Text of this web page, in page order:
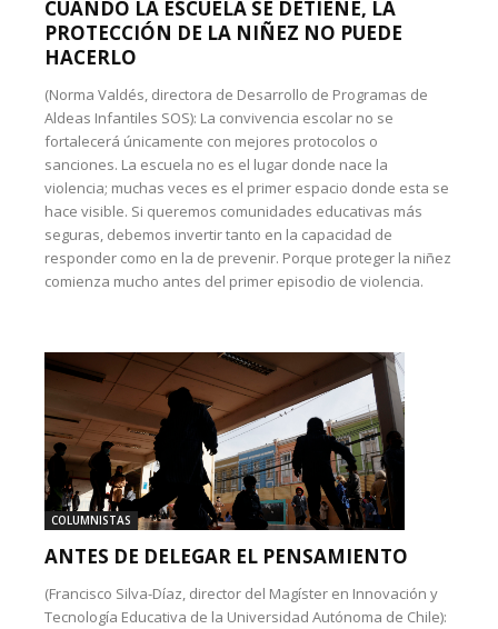
CUANDO LA ESCUELA SE DETIENE, LA
PROTECCIÓN DE LA NIÑEZ NO PUEDE
HACERLO
(Norma Valdés, directora de Desarrollo de Programas de
Aldeas Infantiles SOS): La convivencia escolar no se
fortalecerá únicamente con mejores protocolos o
sanciones. La escuela no es el lugar donde nace la
violencia; muchas veces es el primer espacio donde esta se
hace visible. Si queremos comunidades educativas más
seguras, debemos invertir tanto en la capacidad de
responder como en la de prevenir. Porque proteger la niñez
comienza mucho antes del primer episodio de violencia.
COLUMNISTAS
ANTES DE DELEGAR EL PENSAMIENTO
(Francisco Silva-Díaz, director del Magíster en Innovación y
Tecnología Educativa de la Universidad Autónoma de Chile):